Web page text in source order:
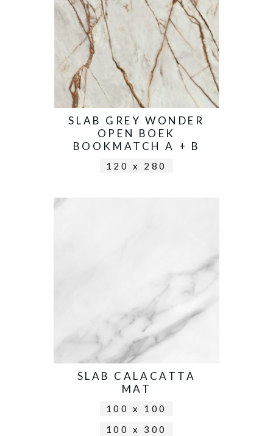
SLAB GREY WONDER
OPEN BOEK
BOOKMATCH A + B
120 x 280
SLAB CALACATTA
MAT
100 x 100
100 x 300